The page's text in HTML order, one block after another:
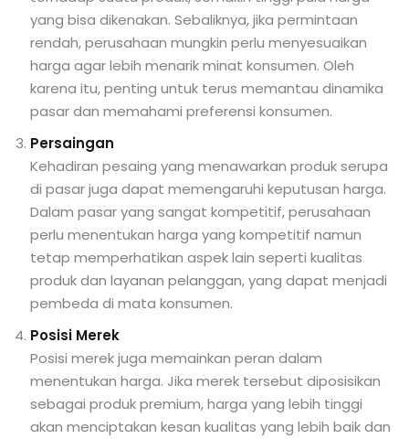
yang bisa dikenakan. Sebaliknya, jika permintaan
rendah, perusahaan mungkin perlu menyesuaikan
harga agar lebih menarik minat konsumen. Oleh
karena itu, penting untuk terus memantau dinamika
pasar dan memahami preferensi konsumen.
Persaingan
Kehadiran pesaing yang menawarkan produk serupa
di pasar juga dapat memengaruhi keputusan harga.
Dalam pasar yang sangat kompetitif, perusahaan
perlu menentukan harga yang kompetitif namun
tetap memperhatikan aspek lain seperti kualitas
produk dan layanan pelanggan, yang dapat menjadi
pembeda di mata konsumen.
Posisi Merek
Posisi merek juga memainkan peran dalam
menentukan harga. Jika merek tersebut diposisikan
sebagai produk premium, harga yang lebih tinggi
akan menciptakan kesan kualitas yang lebih baik dan